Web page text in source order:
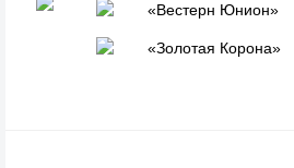
«Вестерн Юнион»
«Золотая Корона»